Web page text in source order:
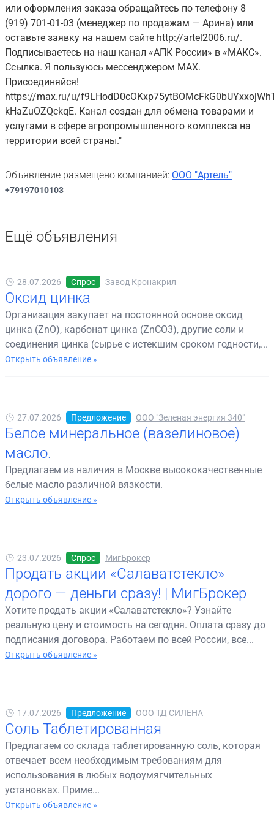
или оформления заказа обращайтесь по телефону 8
(919) 701-01-03 (менеджер по продажам — Арина) или
оставьте заявку на нашем сайте http://artel2006.ru/.
Подписываетесь на наш канал «АПК России» в «МАКС».
Ссылка. Я пользуюсь мессенджером MAX.
Присоединяйся!
https://max.ru/u/
kHaZuOZQckqE. Канал создан для обмена товарами и
услугами в сфере агропромышленного комплекса на
территории всей страны."
Объявление размещено компанией: ООО "Артель"
+79197010103
Ещё объявления
28.07.2026 Спрос Завод Кронакрил
Оксид цинка
Организация закупает на постоянной основе оксид
цинка (ZnO), карбонат цинка (ZnCO3), другие соли и
соединения цинка (сырье с истекшим сроком годности,...
Открыть объявление »
27.07.2026 Предложение ООО "Зеленая энергия 340"
Белое минеральное (вазелиновое)
масло.
Предлагаем из наличия в Москве высококачественные
белые масло различной вязкости.
Открыть объявление »
23.07.2026 Спрос МигБрокер
Продать акции «Салаватстекло»
дорого — деньги сразу! | МигБрокер
Хотите продать акции «Салаватстекло»? Узнайте
реальную цену и стоимость на сегодня. Оплата сразу до
подписания договора. Работаем по всей России, все...
Открыть объявление »
17.07.2026 Предложение ООО ТД СИЛЕНА
Соль Таблетированная
Предлагаем со склада таблетированную соль, которая
отвечает всем необходимым требованиям для
использования в любых водоумягчительных
установках. Приме...
Открыть объявление »